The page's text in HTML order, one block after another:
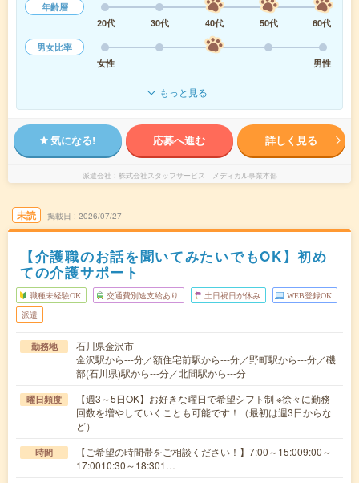
年齢層
20代
30代 40代 50代
60代
男女比率
女性
男性
もっと見る
気になる! 応募へ進む 詳しく見る
派遣会社 株式会社スタッフサービス メディカル事業本部
未読 掲載日 2026/07/27
【介護職のお話を聞いてみたいでもOK】初め
ての介護サポート
職種未経験OK 交通費別途支給あり 土日祝日が休み WEB登録OK
派遣
勤務地
石川県金沢市
金沢駅から---分／額住宅前駅から---分／野町駅から---分／磯
部(石川県)駅から---分／北間駅から---分
曜日頻度
【週3～5日OK】お好きな曜日で希望シフト制 ※徐々に勤務
回数を増やしていくことも可能です！（最初は週3日からな
ど）
時間
【ご希望の時間帯をご相談ください！】7:00～15:009:00～
17:0010:30～18:301…